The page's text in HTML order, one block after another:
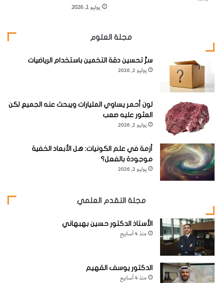
عن المزيد من السبريتس. وينبغي أن يساعد تليسكوب الفضاء
جيمس ويب أيضا على العثور على الإجابات عند إطلاقه في عام
2018.
ويقول ووسلي: «إن الباحثين المراقبين قد سبقونا بمراحل نحن
العلماء النظريين. إنهم يكتشفون اكتشافات جديدة أسرع بكثير
مما نستطيع وضع نموذج له أو شرحه نظريا.»
website_oloom
العدد مايو - يونيو 2017
العلوم الطبيعية
فلك وعلم الكونيات
يوليو 1, 2026
مجلة العلوم
سرُّ تحسين دقة التخمين باستخدام الرياضيات
يوليو 2, 2026
لون أحمر يساوي المليارات ويبحث عنه الجميع لكن
العثور عليه صعب
يوليو 2, 2026
أزمة في علم الكونيات: هل الأبعاد الخفية
موجودة بالفعل؟
يوليو 2, 2026
مجلة التقدم العلمي
الأستاذ الدكتور حسين بهبهاني
منذ 4 أسابيع
الدكتور يوسف القهيم
منذ 4 أسابيع